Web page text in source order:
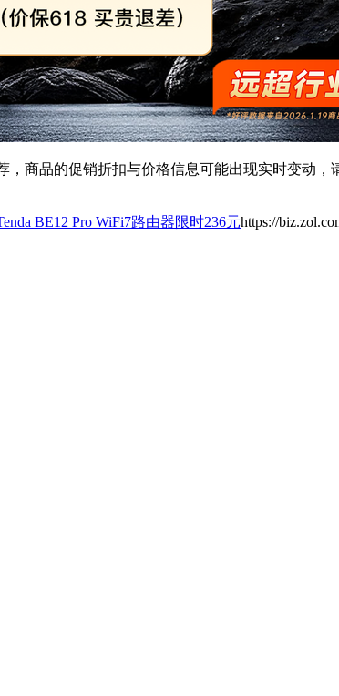
商品的促销折扣与价格信息可能出现实时变动
BE12 Pro WiFi7路由器限时236元https://